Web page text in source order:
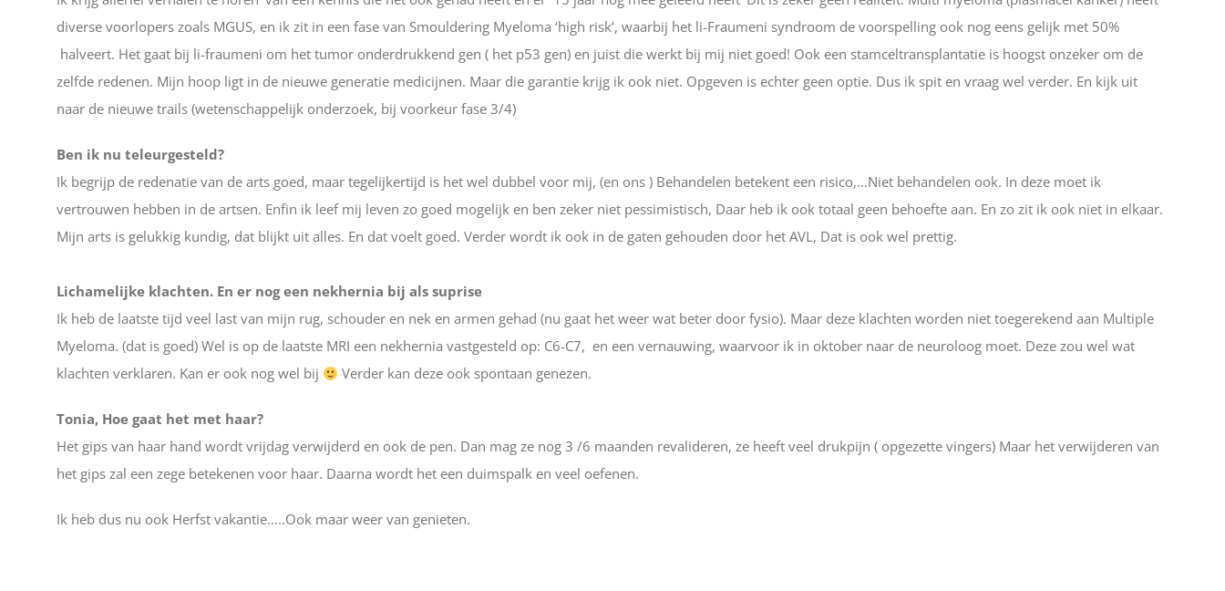
diverse voorlopers zoals MGUS, en ik zit in een fase van Smouldering Myeloma ‘high risk’, waarbij het li-Fraumeni syndroom de voorspelling ook nog eens gelijk met 50%
halveert. Het gaat bij li-fraumeni om het tumor onderdrukkend gen ( het p53 gen) en juist die werkt bij mij niet goed! Ook een stamceltransplantatie is hoogst onzeker om de
zelfde redenen. Mijn hoop ligt in de nieuwe generatie medicijnen. Maar die garantie krijg ik ook niet. Opgeven is echter geen optie. Dus ik spit en vraag wel verder. En kijk uit
naar de nieuwe trails (wetenschappelijk onderzoek, bij voorkeur fase 3/4)
Ben ik nu teleurgesteld?
Ik begrijp de redenatie van de arts goed, maar tegelijkertijd is het wel dubbel voor mij, (en ons ) Behandelen betekent een risico,…Niet behandelen ook. In deze moet ik
vertrouwen hebben in de artsen. Enfin ik leef mij leven zo goed mogelijk en ben zeker niet pessimistisch, Daar heb ik ook totaal geen behoefte aan. En zo zit ik ook niet in elkaar.
Mijn arts is gelukkig kundig, dat blijkt uit alles. En dat voelt goed. Verder wordt ik ook in de gaten gehouden door het AVL, Dat is ook wel prettig.
Lichamelijke klachten. En er nog een nekhernia bij als suprise
Ik heb de laatste tijd veel last van mijn rug, schouder en nek en armen gehad (nu gaat het weer wat beter door fysio). Maar deze klachten worden niet toegerekend aan Multiple
Myeloma. (dat is goed) Wel is op de laatste MRI een nekhernia vastgesteld op: C6-C7, en een vernauwing, waarvoor ik in oktober naar de neuroloog moet. Deze zou wel wat
klachten verklaren. Kan er ook nog wel bij
Verder kan deze ook spontaan genezen.
Tonia, Hoe gaat het met haar?
Het gips van haar hand wordt vrijdag verwijderd en ook de pen. Dan mag ze nog 3 /6 maanden revalideren, ze heeft veel drukpijn ( opgezette vingers) Maar het verwijderen van
het gips zal een zege betekenen voor haar. Daarna wordt het een duimspalk en veel oefenen.
Ik heb dus nu ook Herfst vakantie…..Ook maar weer van genieten.